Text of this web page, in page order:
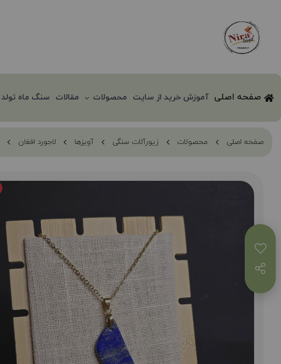
صفحه اصلی آموزش خرید از سایت محصولات مقالات سنگ ماه تولد
صفحه اصلی محصولات زیورآلات سنگی آویزها لاجورد افغان